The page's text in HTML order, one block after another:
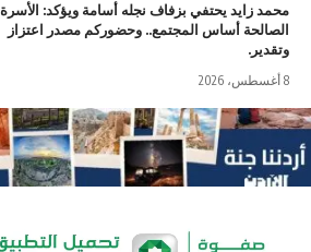
محمد زايد يحتفي بزفاف نجله أسامة ويؤكد: الأسرة
الصالحة أساس المجتمع.. وحضوركم مصدر اعتزاز
وتقدير.
8 أغسطس، 2026